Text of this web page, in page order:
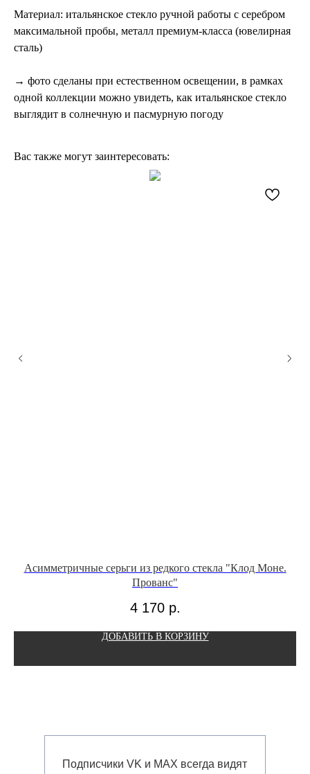
​Материал: итальянское стекло ручной работы с серебром
максимальной пробы, металл премиум-класса (ювелирная
сталь)
→ фото сделаны при естественном освещении, в рамках
одной коллекции можно увидеть, как итальянское стекло
выглядит в солнечную и пасмурную погоду
Вас также могут заинтересовать:
Асимметричные серьги из редкого стекла "Клод Моне.
Прованс"
4 170 р.
ДОБАВИТЬ В КОРЗИНУ
Подписчики VK и MAX всегда видят